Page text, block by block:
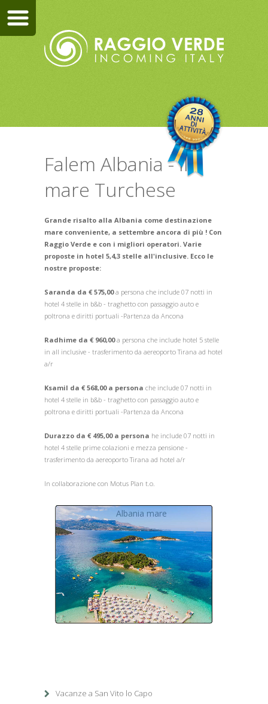
Falem Albania - Il
mare Turchese
Grande risalto alla Albania come destinazione
mare conveniente, a settembre ancora di più ! Con
Raggio Verde e con i migliori operatori. Varie
proposte in hotel 5,4,3 stelle all'inclusive. Ecco le
nostre proposte:
Saranda da € 575,00a persona che include 07 notti in
hotel 4 stelle in b&b - traghetto con passaggio auto e
poltrona e diritti portuali -Partenza da Ancona
Radhime da € 960,00a persona che include hotel 5 stelle
in all inclusive - trasferimento da aereoporto Tirana ad hotel
a/r
Ksamil da € 568,00 a persona che include 07 notti in
hotel 4 stelle in b&b - traghetto con passaggio auto e
poltrona e diritti portuali -Partenza da Ancona
Durazzo da € 495,00 a persona he include 07 notti in
hotel 4 stelle prime colazioni e mezza pensione -
trasferimento da aereoporto Tirana ad hotel a/r
In collaborazione con Motus Plan t.o.
/1
Albania mare
Vacanze a San Vito lo Capo